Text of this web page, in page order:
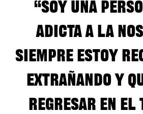
“Soy una
adicta a la
Siempre estoy
extrañando y
regresar en el